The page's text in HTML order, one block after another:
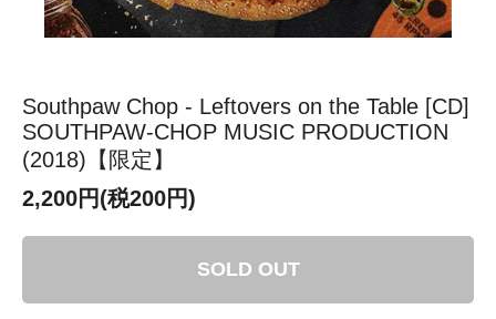
Southpaw Chop - Leftovers on the Table [CD]
SOUTHPAW-CHOP MUSIC PRODUCTION
(2018)【限定】
2,200円(税200円)
SOLD OUT